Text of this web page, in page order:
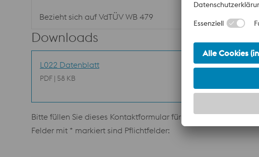
Bezieht sich auf VdTÜV WB 479
Downloads
L022 Datenblatt
PDF | 58 KB
Bitte füllen Sie dieses Kontaktformular für weitere
Felder mit * markiert sind Pflichtfelder: